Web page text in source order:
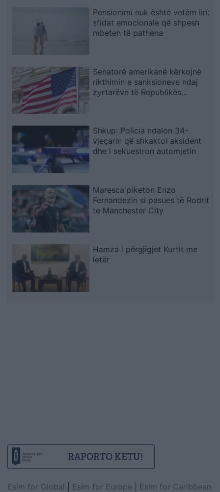
Pensionimi nuk është vetëm liri:
sfidat emocionale që shpesh
mbeten të pathëna
Senatorë amerikanë kërkojnë
rikthimin e sanksioneve ndaj
zyrtarëve të Republikës
Shkup: Policia ndalon 34-
vjeçarin që shkaktoi aksident
dhe i sekuestron automjetin
Maresca piketon Enzo
Fernandezin si pasues të Rodrit
te Manchester City
Hamza i përgjigjet Kurtit me
letër
Esim for Global Esim for Europe
Esim for Caribbean